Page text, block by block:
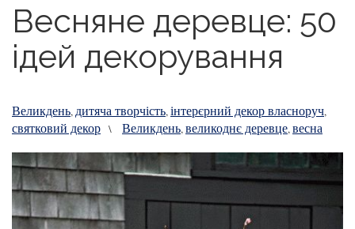
Весняне деревце: 50
ідей декорування
Великдень, дитяча творчість,інтерєрний декор власноруч,
святковий декор \ Великдень,великоднє деревце,весна